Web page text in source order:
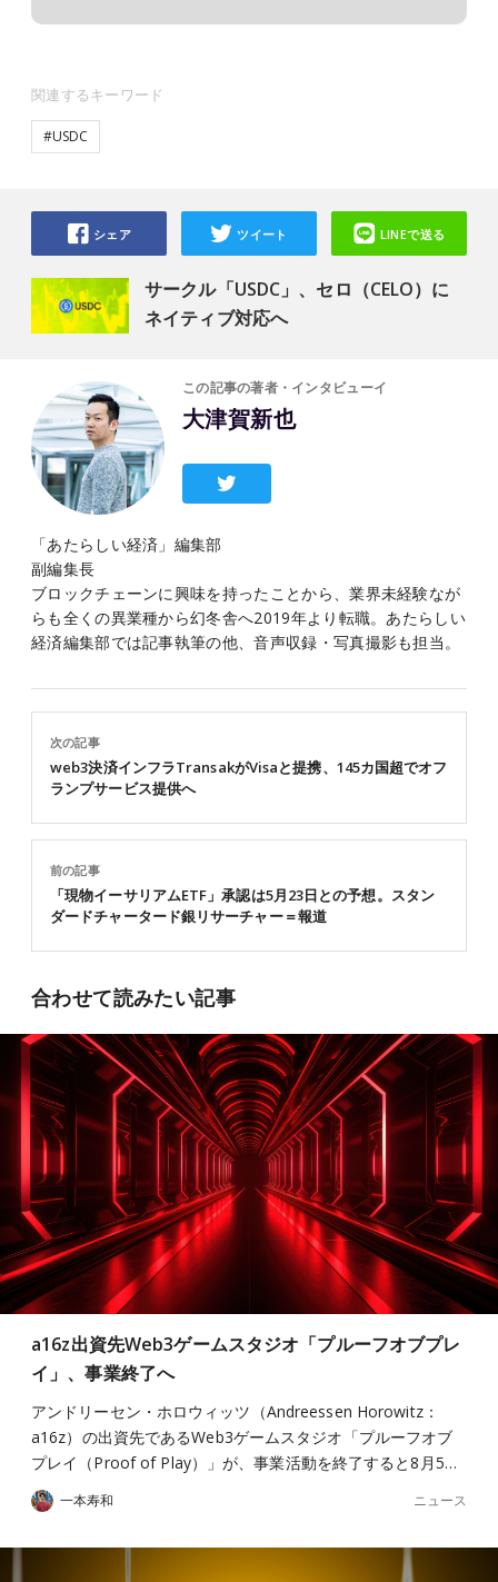
関連するキーワード
#USDC
サークル「USDC」、セロ（CELO）に
ネイティブ対応へ
シェア ツイート LINEで送る
この記事の著者・インタビューイ
大津賀新也
「あたらしい経済」編集部
副編集長
ブロックチェーンに興味を持ったことから、業界未経験なが
らも全くの異業種から幻冬舎へ2019年より転職。あたらしい
経済編集部では記事執筆の他、音声収録・写真撮影も担当。
前の記事
「現物イーサリアムETF」承認は5月23日との予想。スタン
ダードチャータード銀リサーチャー＝報道
次の記事
web3決済インフラTransakがVisaと提携、145カ国超でオフ
ランプサービス提供へ
合わせて読みたい記事
a16z出資先Web3ゲームスタジオ「プルーフオブプレ
イ」、事業終了へ
アンドリーセン・ホロウィッツ（Andreessen Horowitz：
a16z）の出資先であるWeb3ゲームスタジオ「プルーフオブ
プレイ（Proof of Play）」が、事業活動を終了すると8月5…
一本寿和 ニュース